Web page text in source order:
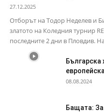
27.12.2025
Отборът на Тодор Неделев и
златото на Коледния турнир
последните 2 дни в Пловдив.
Българска
08.08.2024
Бащата: За